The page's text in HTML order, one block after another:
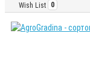
Wish List 0